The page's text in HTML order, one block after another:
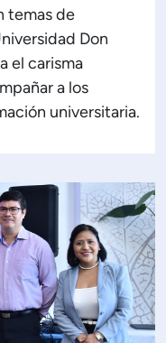
temas de
Don
el carisma
a los
universitaria.